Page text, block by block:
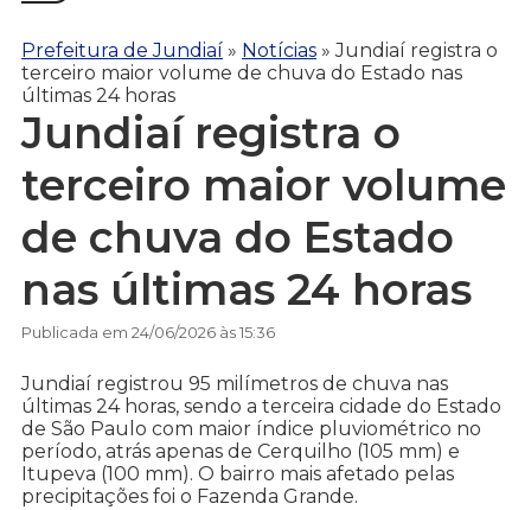
Prefeitura de Jundiaí » Notícias »Jundiaí registra o
terceiro maior volume de chuva do Estado nas
últimas 24 horas
Jundiaí registra o
terceiro maior volume
de chuva do Estado
nas últimas 24 horas
Publicada em 24/06/2026 às 15:36
Jundiaí registrou 95 milímetros de chuva nas
últimas 24 horas, sendo a terceira cidade do Estado
de São Paulo com maior índice pluviométrico no
período, atrás apenas de Cerquilho (105 mm) e
Itupeva (100 mm). O bairro mais afetado pelas
precipitações foi o Fazenda Grande.